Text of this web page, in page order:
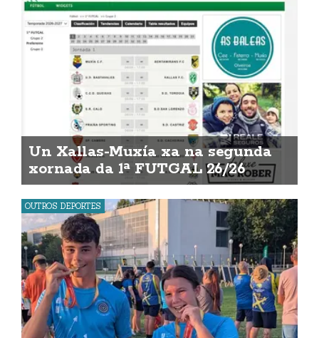
Un Xallas-Muxía xa na segunda
xornada da 1ª FUTGAL 26/26
OUTROS DEPORTES